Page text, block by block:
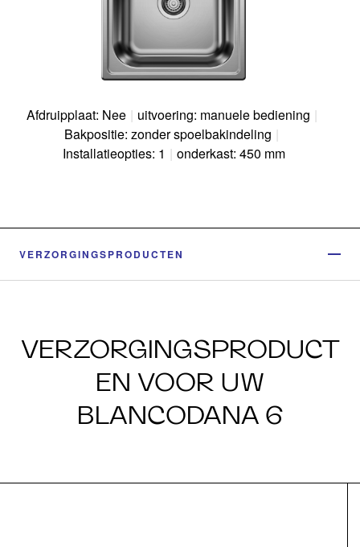
Afdruipplaat: Nee | uitvoering: manuele bediening |
Bakpositie: zonder spoelbakindeling |
Installatieopties: 1 | onderkast: 450 mm
VERZORGINGSPRODUCTEN
VERZORGINGSPRODUCT
EN VOOR UW
BLANCODANA 6